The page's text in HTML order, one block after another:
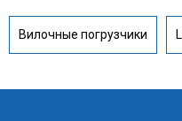
Вилочные погрузчики